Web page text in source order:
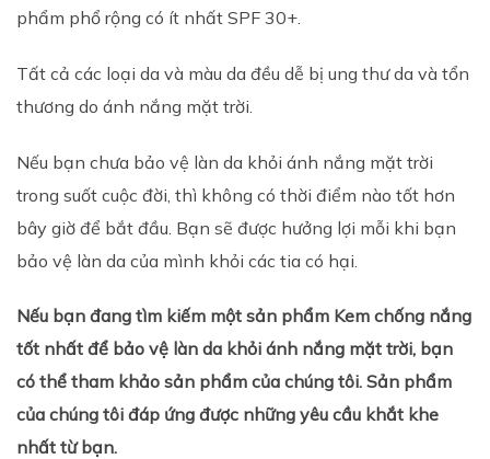
phẩm phổ rộng có ít nhất SPF 30+.
Tất cả các loại da và màu da đều dễ bị ung thư da và tổn
thương do ánh nắng mặt trời.
Nếu bạn chưa bảo vệ làn da khỏi ánh nắng mặt trời
trong suốt cuộc đời, thì không có thời điểm nào tốt hơn
bây giờ để bắt đầu. Bạn sẽ được hưởng lợi mỗi khi bạn
bảo vệ làn da của mình khỏi các tia có hại.
Nếu bạn đang tìm kiếm một sản phẩm Kem chống nắng
tốt nhất để bảo vệ làn da khỏi ánh nắng mặt trời, bạn
có thể tham khảo sản phẩm của chúng tôi. Sản phẩm
của chúng tôi đáp ứng được những yêu cầu khắt khe
nhất từ bạn.